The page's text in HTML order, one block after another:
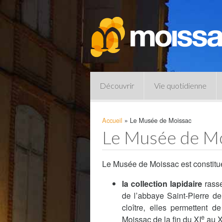
Découvrir Vie quotidienne
Pharmacies de garde
Accueil » Le Musée de Moissac
Le Musée de
Le Musée de Moissac est
la collection lapidaire
de l’abbaye Saint-Pierre
cloître, elles permettent
Moissac de la fin du XIe au